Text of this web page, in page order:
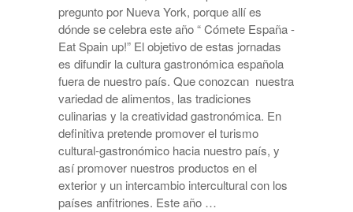
pregunto por Nueva York, porque allí es
dónde se celebra este año “ Cómete España -
Eat Spain up!” El objetivo de estas jornadas
es difundir la cultura gastronómica española
fuera de nuestro país. Que conozcan nuestra
variedad de alimentos, las tradiciones
culinarias y la creatividad gastronómica. En
definitiva pretende promover el turismo
cultural-gastronómico hacia nuestro país, y
así promover nuestros productos en el
exterior y un intercambio intercultural con los
países anfitriones. Este año …